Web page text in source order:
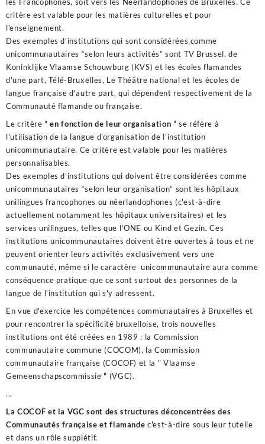
critère est valable pour les matières culturelles et pour
l'enseignement.
Des exemples d'institutions qui sont considérées comme
unicommunautaires “selon leurs activités” sont TV Brussel, de
Koninklijke Vlaamse Schouwburg (KVS) et les écoles flamandes
d'une part, Télé-Bruxelles, Le Théâtre national et les écoles de
langue française d'autre part, qui dépendent respectivement de la
Communauté flamande ou française.
Le critère "en fonction de leur organisation " se réfère à
l'utilisation de la langue d'organisation de l'institution
unicommunautaire. Ce critère est valable pour les matières
personnalisables.
Des exemples d'institutions qui doivent être considérées comme
unicommunautaires “selon leur organisation” sont les hôpitaux
unilingues francophones ou néerlandophones (c'est-à-dire
actuellement notamment les hôpitaux universitaires) et les
services unilingues, telles que l'ONE ou Kind et Gezin. Ces
institutions unicommunautaires doivent être ouvertes à tous et ne
peuvent orienter leurs activités exclusivement vers une
communauté, même si le caractère unicommunautaire aura comme
conséquence pratique que ce sont surtout des personnes de la
langue de l'institution qui s'y adressent.
En vue d'exercice les compétences communautaires à Bruxelles et
pour rencontrer la spécificité bruxelloise, trois nouvelles
institutions ont été créées en 1989 : la Commission
communautaire commune (COCOM), la Commission
communautaire française (COCOF) et la " Vlaamse
Gemeenschapscommissie " (VGC).
...
La COCOF et la VGC sont des structures déconcentrées des
Communautés française et flamande c'est-à-dire sous leur tutelle
et dans un rôle supplétif.